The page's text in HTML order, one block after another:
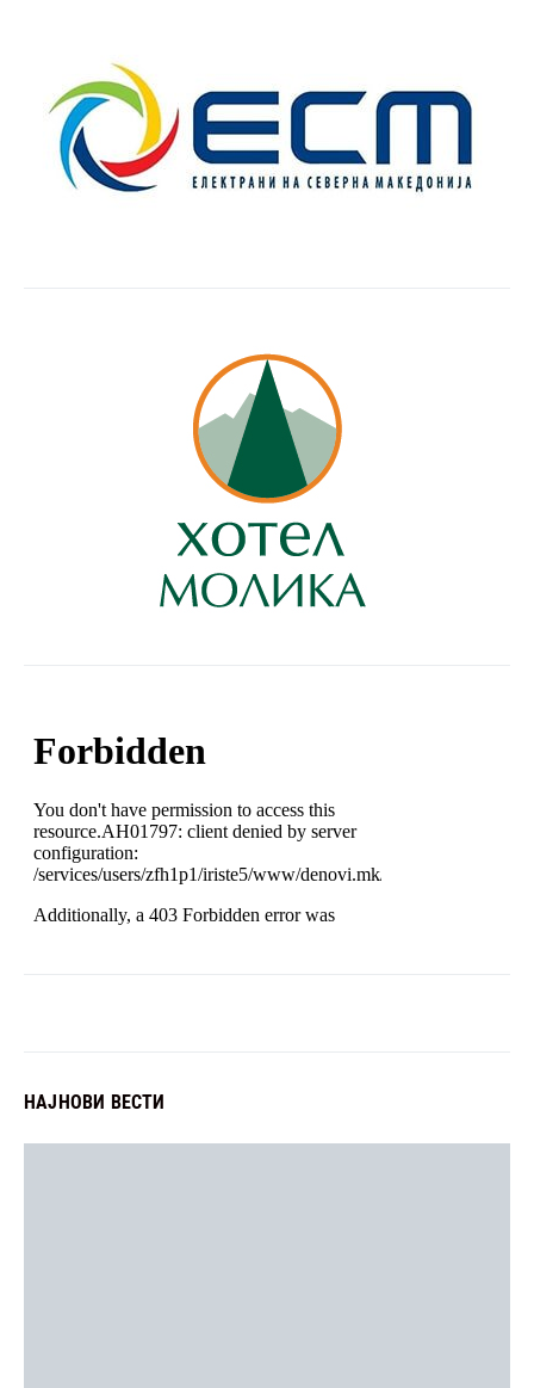
НАЈНОВИ ВЕСТИ